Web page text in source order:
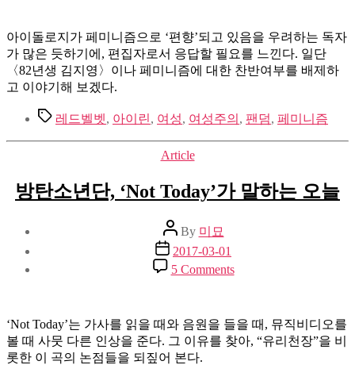
플
레
이
:
사
의
〈82
고
에
아이돌로지가 페미니즘으로 ‘편향’되고 있음을 우려하는 독자
가 많은 듯하기에, 편집자로서 응답할 필요를 느낀다. 일단
〈82년생 김지영〉이나 페미니즘에 대한 찬반여부를 배제하
고 이야기해 보겠다.
Tags레드벨벳, 아이린, 여성, 여성주의 , 팬덤, 페미니즘
Categories
Article
방탄소년단, ‘Not Today’가 말하는 오늘
Post
author
By 미묘
Post
date
2017-03-01
5 Commentson
방
년
단,
‘Not Today’는 가사를 읽을 때와 음원을 들을 때, 뮤직비디오를
볼 때 사뭇 다른 인상을 준다. 그 이유를 찾아, “유리천장”을 비
롯한 이 곡의 논점들을 되짚어 본다.